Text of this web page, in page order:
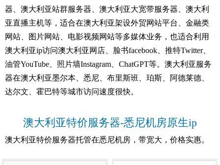
们
折
扣
司
简
新
闻
息
技
支
载
器、澳大利亚站群服务器、澳大利亚大宽带服务器、澳大利
亚直播主机等，适合在澳大利亚架设外贸网站平台、金融类
网站、图片网站、电影视频网站等多媒体业务，也适合利用
澳大利亚ip访问澳大利亚网店、脸书facebook、推特Twitter、
油管YouTube、照片墙Instagram、ChatGPT等。 澳大利亚服务
器在澳大利亚墨尔本、悉尼、布里斯班、珀斯、阿德莱德、
达尔文、霍巴特等城市访问速度很快。
澳大利亚特价服务器-悉尼机房原生ip
澳大利亚特价服务器托管在悉尼机房，带宽大，价格实惠。